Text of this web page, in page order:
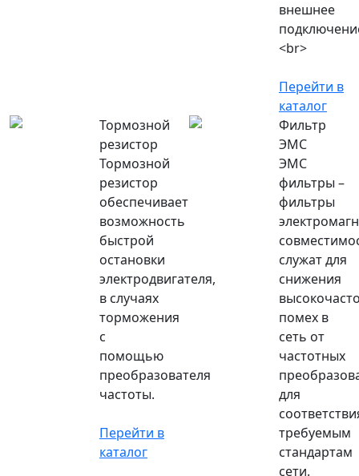
внешнее
<br>
Перейти в
каталог
Тормозной
резистор
Тормозной
резистор
обеспечивает
возможность
быстрой
остановки
электродвигателя,
в случаях
торможения
с
помощью
преобразователя
частоты.
Перейти в
каталог
Фильтр
ЭМС
ЭМС
фильтры –
фильтры
служат для
снижения
помех в
сеть от
частотных
для
требуемым
стандартам
сети.